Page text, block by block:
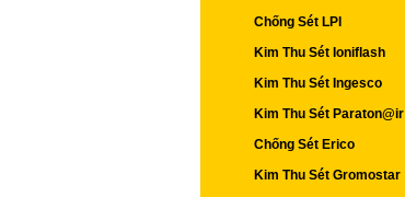
Chống Sét LPI
Kim Thu Sét Ioniflash
Kim Thu Sét Ingesco
Kim Thu Sét Paraton@ir
Chống Sét Erico
Kim Thu Sét Gromostar